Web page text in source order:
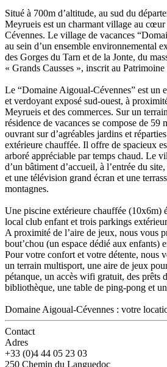
Situé à 700m d’altitude, au sud du
Meyrueis est un charmant village au
Cévennes. Le village de vacances
au sein d’un ensemble environnemental
des Gorges du Tarn et de la Jonte, du
« Grands Causses », inscrit au
Le “Domaine Aigoual-Cévennes” est un
et verdoyant exposé sud-ouest, à
Meyrueis et des commerces. Sur un
résidence de vacances se compose de 59
ouvrant sur d’agréables jardins et
extérieure chauffée. Il offre de spacieux
arboré appréciable par temps chaud. Le
d’un bâtiment d’accueil, à l’entrée du
et une télévision grand écran et une
montagnes.
Une piscine extérieure chauffée (10x6m)
local club enfant et trois parkings
A proximité de l’aire de jeux, nous vous
bout’chou (un espace dédié aux enfants)
Pour votre confort et votre détente, nous
un terrain multisport, une aire de jeux
pétanque, un accès wifi gratuit, des prêts
bibliothèque, une table de ping-pong et
Domaine Aigoual-Cévennes : votre
Contact
Adres
+33 (0)4 44 05 23 03
250 Chemin du Languedoc